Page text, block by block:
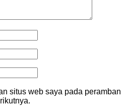
situs web saya pada peramban